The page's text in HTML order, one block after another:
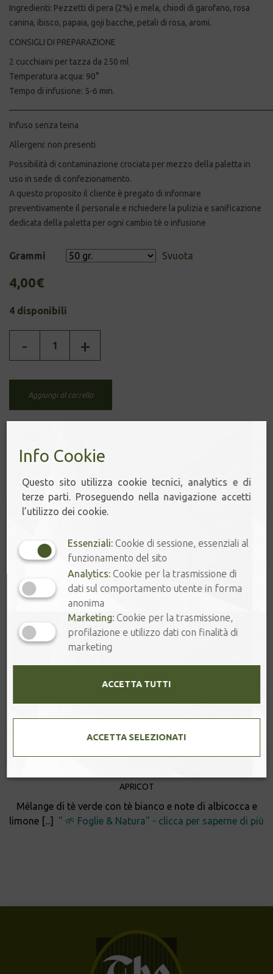
Ingredienti: Pezzetti di pera (2%) e mela, chiodi di garofano, rosa
canina, ibisco, papaia, goji bacche, petali di rosa, aromi.
CONSIGLI DI PREPARAZIONE
2 cucchiaini per tazza da 250 ml
Temperatura acqua: 90°
Tempo di infusione: 5-6 min.
Infuso senza teina
Allergeni: non presenti
Possibilità di contaminazione crociata per mezzo della paletta in
uso in sede di confezionamento.
A questo proposito il cliente è pregato di informare
preventivamente il personale e richiedere la pulizia e sanificazione
dedicata della paletta per ogni cambio tè o infusione
Grammi Svuota
4,00€
4 disponibili
MARTIN
- +
Aggiungi al carrello
Prodotti correlati
APRICOT
Mélange di tè verde con tè bianco e note di albicocca e
limone [...]
" 🌱 Foglie & Natura" - clicca per saperne di più
Info Cookie
Questo sito utilizza cookie tecnici, analytics e di
terze parti. Proseguendo nella navigazione accetti
l’utilizzo dei cookie.
Essenziali: Cookie di sessione, essenziali al
funzionamento del sito
Analytics: Cookie per la trasmissione di
dati sul comportamento utente in forma
anonima
Marketing: Cookie per la trasmissione,
profilazione e utilizzo dati con finalità di
marketing
ACCETTA TUTTI
ACCETTA SELEZIONATI